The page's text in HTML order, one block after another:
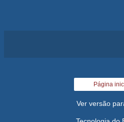
Página
Ver versão